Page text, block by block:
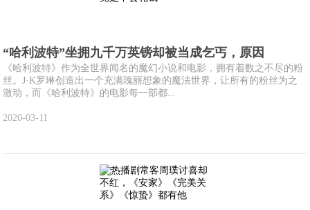
“哈利波特”坐拥九千万英镑却被当成乞丐，原因
《哈利波特》作为全世界闻名的魔幻小说和电影，拥有着数之不尽的粉
丝。J·K罗琳创造出一个充满瑰丽想象的魔法世界，让所有的粉丝为之
激动，而《哈利波特》的电影每一部都...
2020-03-11